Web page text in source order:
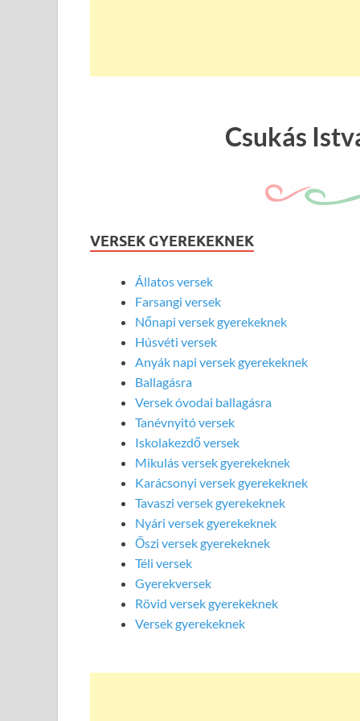
Csukás
VERSEK GYEREKEKNEK
Állatos versek
Farsangi versek
Nőnapi versek gyerekeknek
Húsvéti versek
Anyák napi versek gyerekeknek
Ballagásra
Versek óvodai ballagásra
Tanévnyitó versek
Iskolakezdő versek
Mikulás versek gyerekeknek
Karácsonyi versek gyerekeknek
Tavaszi versek gyerekeknek
Nyári versek gyerekeknek
Őszi versek gyerekeknek
Téli versek
Gyerekversek
Rövid versek gyerekeknek
Versek gyerekeknek